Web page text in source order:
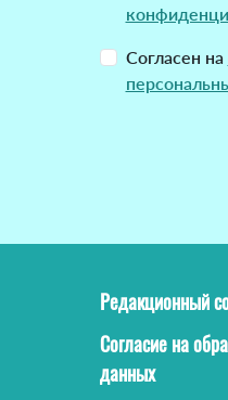
Согласен на
Редакционный
Согласие на
данных